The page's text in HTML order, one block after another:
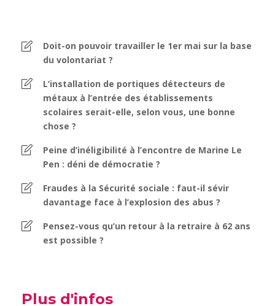
Doit-on pouvoir travailler le 1er mai sur la base
du volontariat ?
L’installation de portiques détecteurs de
métaux à l’entrée des établissements
scolaires serait-elle, selon vous, une bonne
chose ?
Peine d’inéligibilité à l’encontre de Marine Le
Pen : déni de démocratie ?
Fraudes à la Sécurité sociale : faut-il sévir
davantage face à l’explosion des abus ?
Pensez-vous qu’un retour à la retraire à 62 ans
est possible ?
Plus d'infos